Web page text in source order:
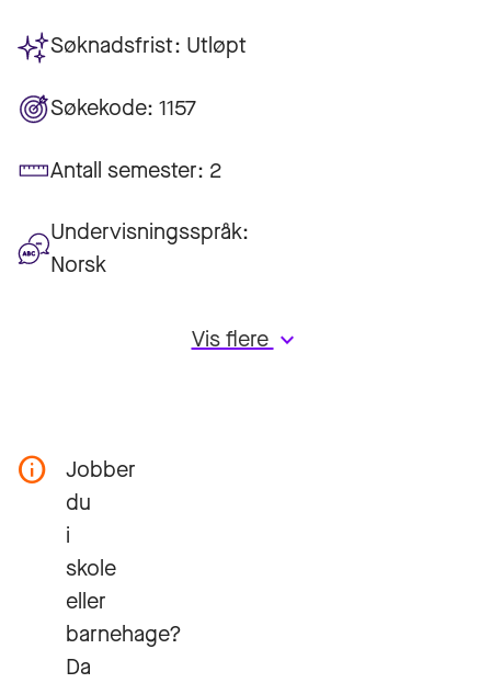
Søknadsfrist: Utløpt
Søkekode: 1157
Antall semester: 2
Undervisningsspråk:
Norsk
Vis flerekeyboard_arrow_down
Jobber
du
i
skole
eller
barnehage?
Da